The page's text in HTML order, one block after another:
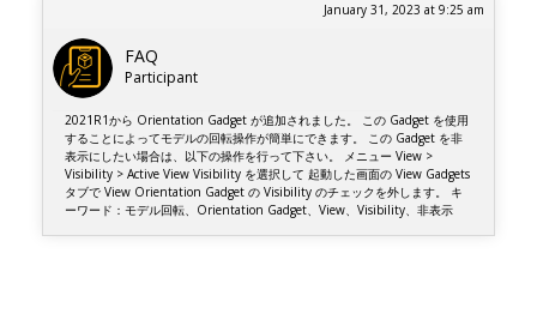
January 31, 2023 at 9:25 am
FAQ
Participant
2021R1から Orientation Gadget が追加されました。 この Gadget を使用
することによってモデルの回転操作が簡単にできます。 この Gadget を非
表示にしたい場合は、以下の操作を行って下さい。 メニュー View >
Visibility > Active View Visibility を選択して 起動した画面の View Gadgets
タブで View Orientation Gadget の Visibility のチェックを外します。 キ
ーワード：モデル回転、Orientation Gadget、View、Visibility、非表示